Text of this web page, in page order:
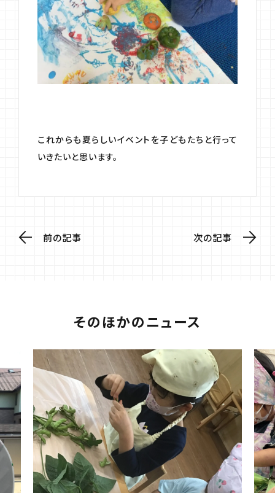
これからも夏らしいイベントを子どもたちと行って
いきたいと思います。
前の記事 次の記事
そのほかのニュース